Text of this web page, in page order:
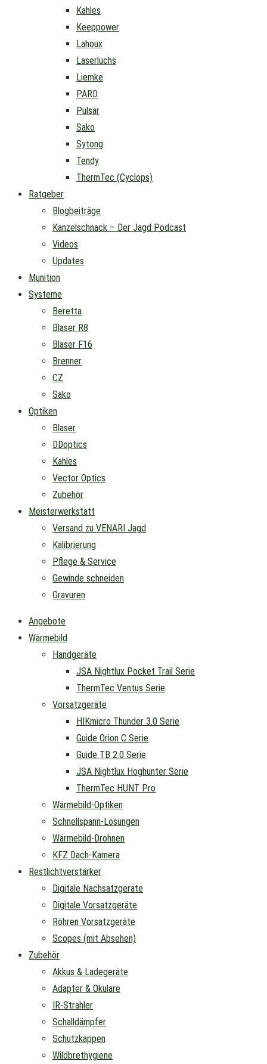
Kahles
Keeppower
Lahoux
Laserluchs
Liemke
PARD
Pulsar
Sako
Sytong
Tendy
ThermTec (Cyclops)
Ratgeber
Blogbeiträge
Kanzelschnack – Der Jagd Podcast
Videos
Updates
Munition
Systeme
Beretta
Blaser R8
Blaser F16
Brenner
CZ
Sako
Optiken
Blaser
DDoptics
Kahles
Vector Optics
Zubehör
Meisterwerkstatt
Versand zu VENARI Jagd
Kalibrierung
Pflege & Service
Gewinde schneiden
Gravuren
Angebote
Wärmebild
Handgeräte
JSA Nightlux Pocket Trail Serie
ThermTec Ventus Serie
Vorsatzgeräte
HIKmicro Thunder 3.0 Serie
Guide Orion C Serie
Guide TB 2.0 Serie
JSA Nightlux Hoghunter Serie
ThermTec HUNT Pro
Wärmebild-Optiken
Schnellspann-Lösungen
Wärmebild-Drohnen
KFZ Dach-Kamera
Restlichtverstärker
Digitale Nachsatzgeräte
Digitale Vorsatzgeräte
Röhren Vorsatzgeräte
Scopes (mit Absehen)
Zubehör
Akkus & Ladegeräte
Adapter & Okulare
IR-Strahler
Schalldämpfer
Schutzkappen
Wildbrethygiene